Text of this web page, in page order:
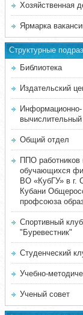
Хозяйственная
Ярмарка
Структурные
Библиотека
Издательский
Информационно-
вычислительный
Общий отдел
ППО работников
обучающихся
ВО «КубГУ» в г.
Кубани
профсоюза
Спортивный клуб
"Буревестник"
Студенческий
Учебно-
Ученый совет